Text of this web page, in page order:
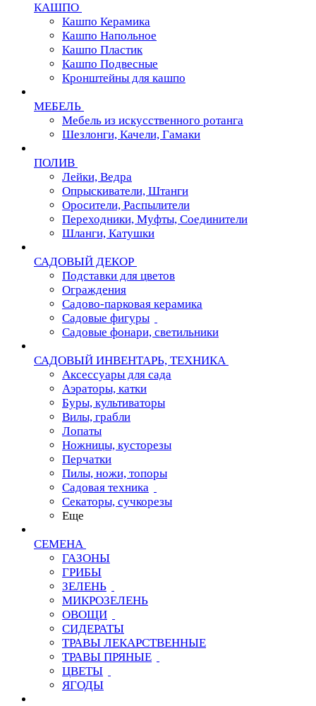
КАШПО
Кашпо Керамика
Кашпо Напольное
Кашпо Пластик
Кашпо Подвесные
Кронштейны для кашпо
МЕБЕЛЬ
Мебель из искусственного ротанга
Шезлонги, Качели, Гамаки
ПОЛИВ
Лейки, Ведра
Опрыскиватели, Штанги
Оросители, Распылители
Переходники, Муфты, Соединители
Шланги, Катушки
САДОВЫЙ ДЕКОР
Подставки для цветов
Ограждения
Садово-парковая керамика
Садовые фигуры
Садовые фонари, светильники
САДОВЫЙ ИНВЕНТАРЬ, ТЕХНИКА
Аксессуары для сада
Аэраторы, катки
Буры, культиваторы
Вилы, грабли
Лопаты
Ножницы, кусторезы
Перчатки
Пилы, ножи, топоры
Садовая техника
Секаторы, сучкорезы
Еще
СЕМЕНА
ГАЗОНЫ
ГРИБЫ
ЗЕЛЕНЬ
МИКРОЗЕЛЕНЬ
ОВОЩИ
СИДЕРАТЫ
ТРАВЫ ЛЕКАРСТВЕННЫЕ
ТРАВЫ ПРЯНЫЕ
ЦВЕТЫ
ЯГОДЫ